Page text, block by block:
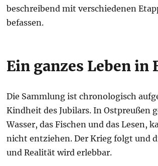
beschreibend mit verschiedenen
befassen.
Ein ganzes Leben
Die Sammlung ist chronologisch
Kindheit des Jubilars. In Ostpreußen
Wasser, das Fischen und das Lesen,
nicht entziehen. Der Krieg folgt und
und Realität wird erlebbar.